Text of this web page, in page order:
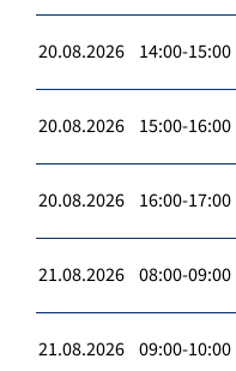
20.08.2026 14:00-15:00
20.08.2026 15:00-16:00
20.08.2026 16:00-17:00
21.08.2026 08:00-09:00
21.08.2026 09:00-10:00